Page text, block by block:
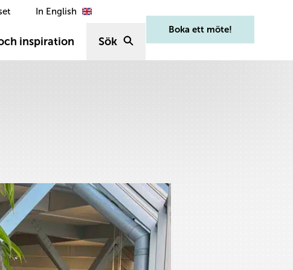
In English
inspiration Sök
Boka ett möte!